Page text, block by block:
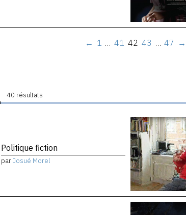
← 1 … 41 42 43 … 47 →
40 résultats
Politique fiction
parJosué Morel